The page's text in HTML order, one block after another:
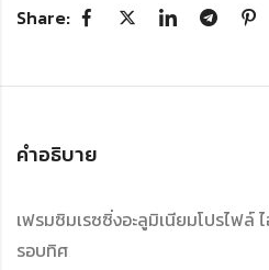
Share:
คำอธิบาย
เฟรมซิมเรซซิ่งอะลูมิเนียมโปรไฟล์
รอบทิศ